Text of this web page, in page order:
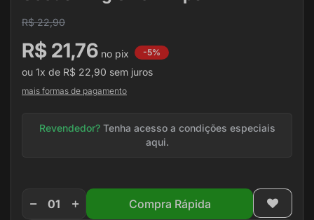
R$ 22,90
R$ 21,76 -5%
ou 1x de R$ 22,90 sem juros
mais formas de pagamento
Revendedor?Tenha acesso a condições especiais
aqui.
Compra Rápida
imagens